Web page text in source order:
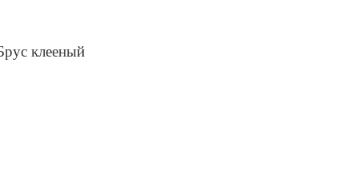
клееный